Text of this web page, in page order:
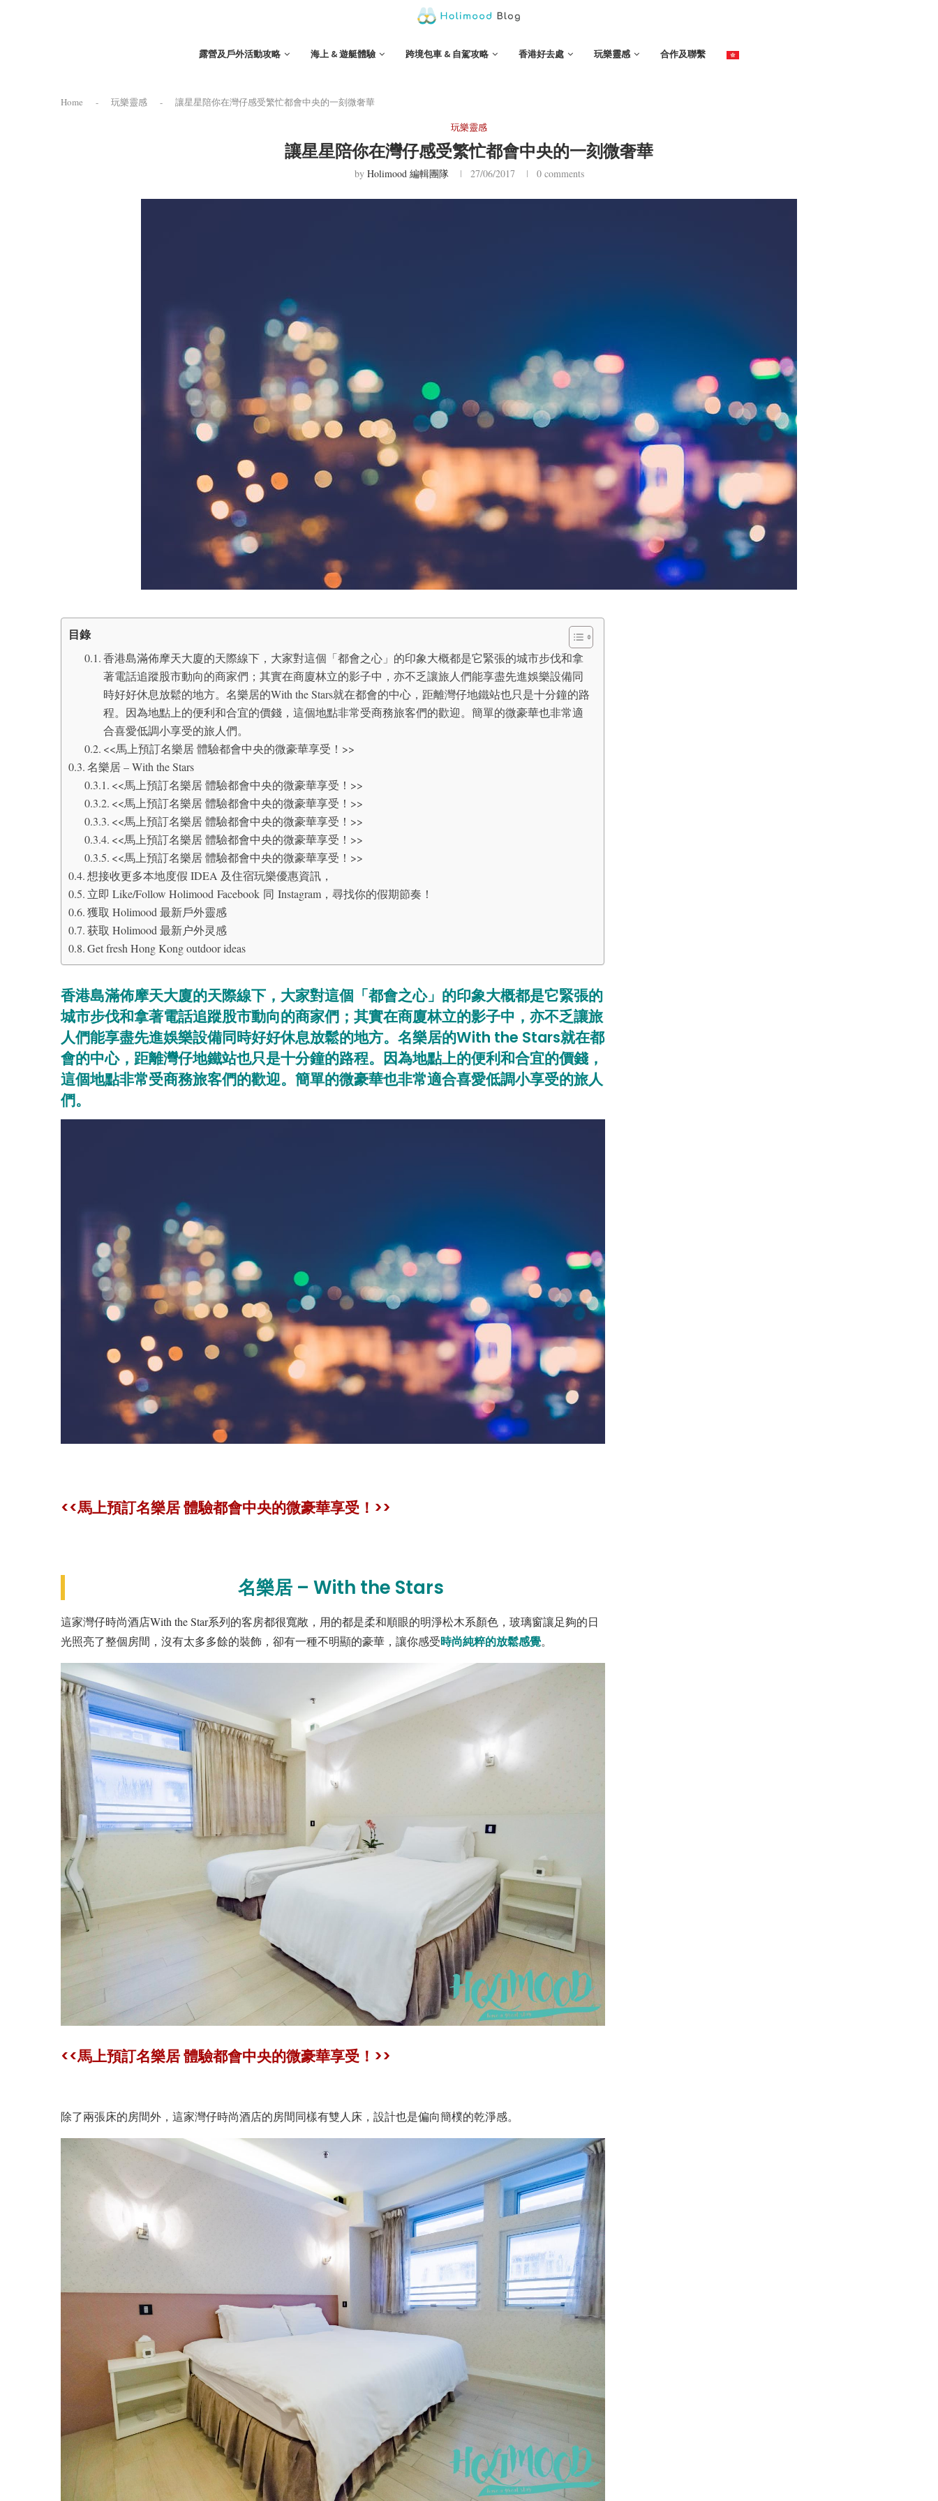
露營及戶外活動攻略 海上 & 遊艇體驗 跨境包車 & 自駕攻略 香港好去處 玩樂靈感 合作及聯繫
Home - 玩樂靈感 -
讓星星陪你在灣仔感受繁忙都會中央的一刻微奢華
玩樂靈感
讓星星陪你在灣仔感受繁忙都會中央的一刻微奢華
by Holimood 編輯團隊 27/06/2017 0 comments
目錄
香港島滿佈摩天大廈的天際線下，大家對這個「都會之心」的印象大概都是它緊張的城市步伐和拿
著電話追蹤股市動向的商家們；其實在商廈林立的影子中，亦不乏讓旅人們能享盡先進娛樂設備同
時好好休息放鬆的地方。名樂居的With the Stars就在都會的中心，距離灣仔地鐵站也只是十分鐘的路
程。因為地點上的便利和合宜的價錢，這個地點非常受商務旅客們的歡迎。簡單的微豪華也非常適
合喜愛低調小享受的旅人們。
<<馬上預訂名樂居 體驗都會中央的微豪華享受！>>
名樂居 – With the Stars
<<馬上預訂名樂居 體驗都會中央的微豪華享受！>>
<<馬上預訂名樂居 體驗都會中央的微豪華享受！>>
<<馬上預訂名樂居 體驗都會中央的微豪華享受！>>
<<馬上預訂名樂居 體驗都會中央的微豪華享受！>>
<<馬上預訂名樂居 體驗都會中央的微豪華享受！>>
想接收更多本地度假 IDEA 及住宿玩樂優惠資訊，
立即 Like/Follow Holimood Facebook 同 Instagram，尋找你的假期節奏！
獲取 Holimood 最新戶外靈感
获取 Holimood 最新户外灵感
Get fresh Hong Kong outdoor ideas
香港島滿佈摩天大廈的天際線下，大家對這個「都會之心」的印象大概都是它緊張的
城市步伐和拿著電話追蹤股市動向的商家們；其實在商廈林立的影子中，亦不乏讓旅
人們能享盡先進娛樂設備同時好好休息放鬆的地方。名樂居的With the Stars就在都
會的中心，距離灣仔地鐵站也只是十分鐘的路程。因為地點上的便利和合宜的價錢，
這個地點非常受商務旅客們的歡迎。簡單的微豪華也非常適合喜愛低調小享受的旅人
們。
<<馬上預訂名樂居 體驗都會中央的微豪華享受！>>
名樂居 – With the Stars
這家灣仔時尚酒店With the Star系列的客房都很寬敞，用的都是柔和順眼的明淨松木系顏色，玻璃窗讓足夠的日
光照亮了整個房間，沒有太多多餘的裝飾，卻有一種不明顯的豪華，讓你感受時尚純粹的放鬆感覺。
<<馬上預訂名樂居 體驗都會中央的微豪華享受！>>
除了兩張床的房間外，這家灣仔時尚酒店的房間同樣有雙人床，設計也是偏向簡樸的乾淨感。